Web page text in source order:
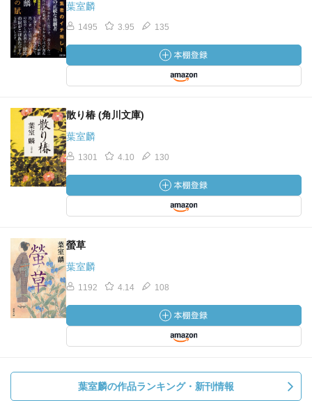
葉室麟
1495 3.95 135
散り椿 (角川文庫)
葉室麟
1301 4.10 130
螢草
葉室麟
1192 4.14 108
葉室麟の作品ランキング・新刊情報